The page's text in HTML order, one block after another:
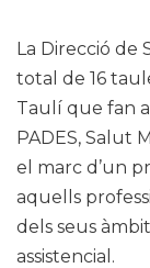
La Direcció de
total de 16
Taulí que fan
PADES, Salut
el marc d’un
aquells
dels seus
assistencial.